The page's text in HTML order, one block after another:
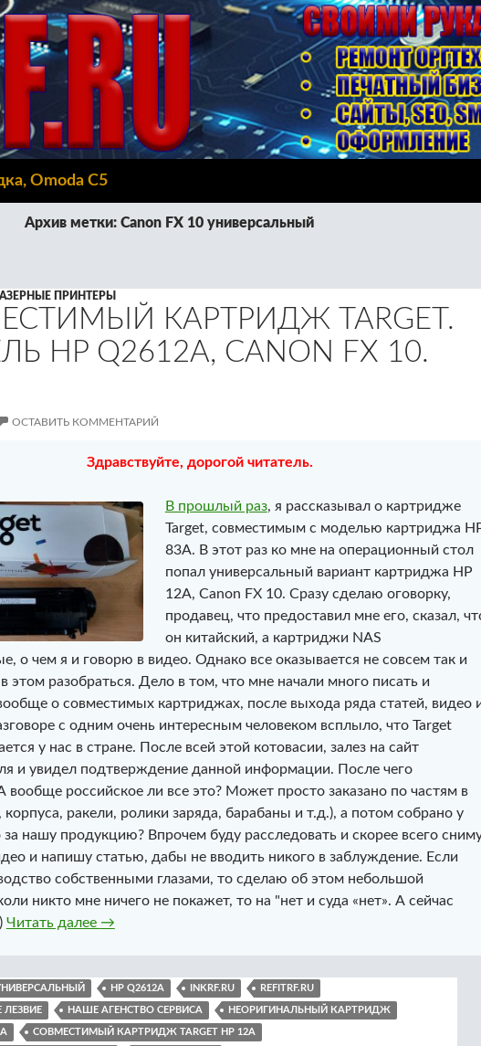
Omoda C5
Архив метки: Canon FX 10 универсальный
ПРИНТЕРЫ
КАРТРИДЖ TARGET.
HP Q2612A, CANON FX 10.
ОСТАВИТЬ КОММЕНТАРИЙ
Здравствуйте, дорогой читатель.
В прошлый раз, я рассказывал о картридже
Target, совместимым с моделью картриджа
83A. В этот раз ко мне на операционный стол
попал универсальный вариант картриджа HP
12A, Canon FX 10. Сразу сделаю оговорку,
продавец, что предоставил мне его, сказал,
он китайский, а картриджи NAS
о чем я и говорю в видео. Однако все оказывается не совсем так и
этом разобраться. Дело в том, что мне начали много писать и
о совместимых картриджах, после выхода ряда статей, видео
с одним очень интересным человеком всплыло, что Target
у нас в стране. После всей этой котовасии, залез на сайт
и увидел подтверждение данной информации. После чего
вообще российское ли все это? Может просто заказано по частям в
корпуса, ракели, ролики заряда, барабаны и т.д.), а потом собрано у
нашу продукцию? Впрочем буду расследовать и скорее всего
и напишу статью, дабы не вводить никого в заблуждение. Если
собственными глазами, то сделаю об этом небольшой
никто мне ничего не покажет, то на "нет и суда «нет». А сейчас
Читать далее Совместимый картридж Target. Модель HP Q2612A,
→
HP Q2612A INKRF.RU REFITRF.RU
НАШЕ АГЕНСТВО СЕРВИСА НЕОРИГИНАЛЬНЫЙ КАРТРИДЖ
СОВМЕСТИМЫЙ КАРТРИДЖ TARGET HP 12A